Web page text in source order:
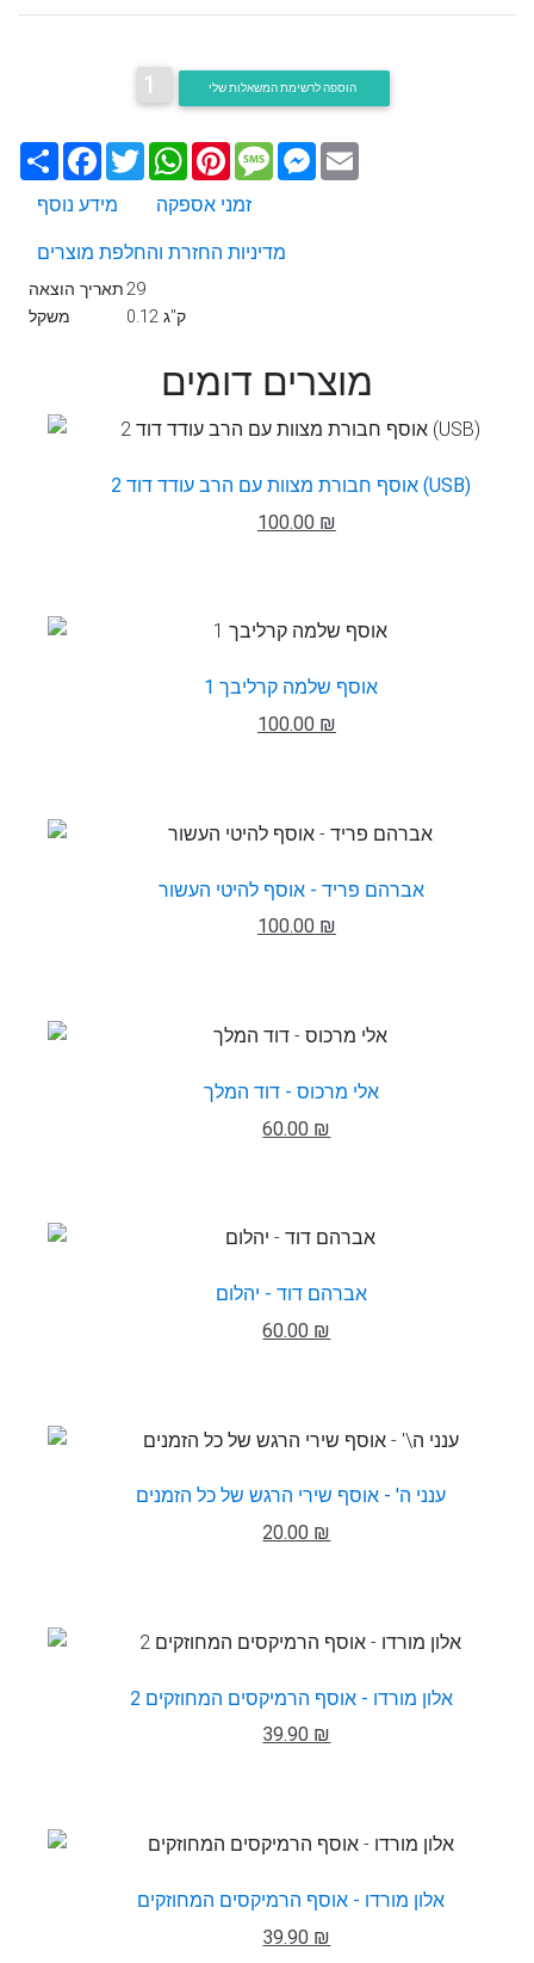
1
שתף Facebook
TwitterWhatsApp
PinterestMessageMessenger
מידע נוסף
זמני אספקה
מדיניות החזרת והחלפת מוצרים
תאריך הוצאה29
משקל
0.12 ק"ג
מוצרים דומים
אוסף חבורת מצוות עם הרב עודד דוד 2 (USB)
100.00 ₪
אוסף שלמה קרליבך 1
100.00 ₪
אברהם פריד - אוסף להיטי העשור
100.00 ₪
אלי מרכוס - דוד המלך
60.00 ₪
אברהם דוד - יהלום
60.00 ₪
ענני ה' - אוסף שירי הרגש של כל הזמנים
20.00 ₪
אלון מורדו - אוסף הרמיקסים המחוזקים 2
39.90 ₪
אלון מורדו - אוסף הרמיקסים המחוזקים
39.90 ₪